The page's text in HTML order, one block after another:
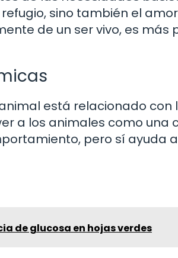
sino también el
de un ser vivo, es más
está relacionado con
a los animales como una
pero sí ayuda
de glucosa en hojas verdes